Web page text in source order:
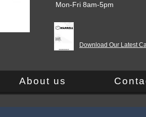
Mon-Fri 8am-5pm
Download Our Latest
About us